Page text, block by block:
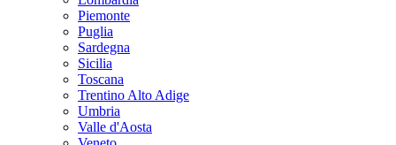
Piemonte
Puglia
Sardegna
Sicilia
Toscana
Trentino Alto Adige
Umbria
Valle d'Aosta